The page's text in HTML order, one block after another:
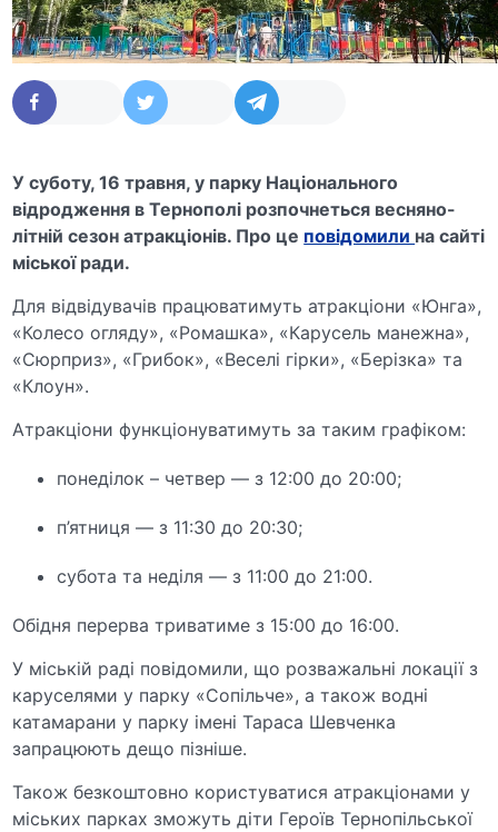
У суботу, 16 травня, у парку Національного
відродження в Тернополі розпочнеться весняно-
літній сезон атракціонів. Про це повідомили на сайті
міської ради.
Для відвідувачів працюватимуть атракціони «Юнга»,
«Колесо огляду», «Ромашка», «Карусель манежна»,
«Сюрприз», «Грибок», «Веселі гірки», «Берізка» та
«Клоун».
Атракціони функціонуватимуть за таким графіком:
понеділок – четвер — з 12:00 до 20:00;
п’ятниця — з 11:30 до 20:30;
субота та неділя — з 11:00 до 21:00.
Обідня перерва триватиме з 15:00 до 16:00.
У міській раді повідомили, що розважальні локації з
каруселями у парку «Сопільче», а також водні
катамарани у парку імені Тараса Шевченка
запрацюють дещо пізніше.
Також безкоштовно користуватися атракціонами у
міських парках зможуть діти Героїв Тернопільської